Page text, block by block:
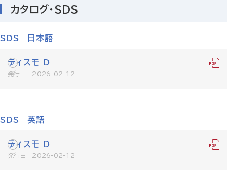
カタログ・SDS
SDS 日本語
ティスモ D
発行日 2026-02-12
SDS 英語
ティスモ D
発行日 2026-02-12